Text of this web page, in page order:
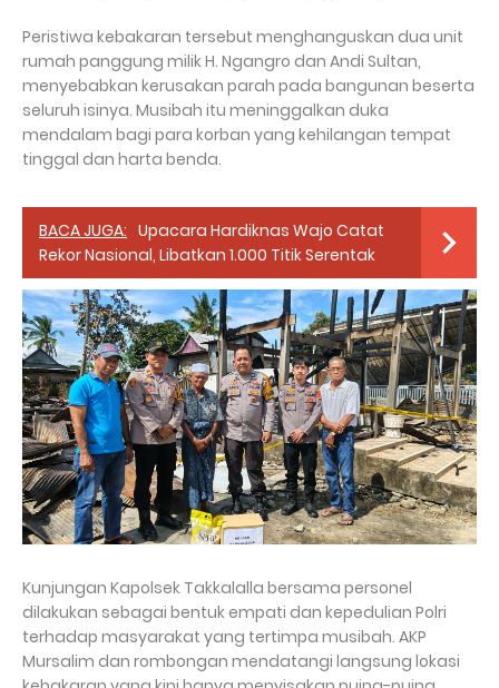
Peristiwa kebakaran tersebut menghanguskan dua unit
rumah panggung milik H. Ngangro dan Andi Sultan,
menyebabkan kerusakan parah pada bangunan beserta
seluruh isinya. Musibah itu meninggalkan duka
mendalam bagi para korban yang kehilangan tempat
tinggal dan harta benda.
BACA JUGA: Upacara Hardiknas Wajo Catat
Rekor Nasional, Libatkan 1.000 Titik Serentak
Kunjungan Kapolsek Takkalalla bersama personel
dilakukan sebagai bentuk empati dan kepedulian Polri
terhadap masyarakat yang tertimpa musibah. AKP
Mursalim dan rombongan mendatangi langsung lokasi